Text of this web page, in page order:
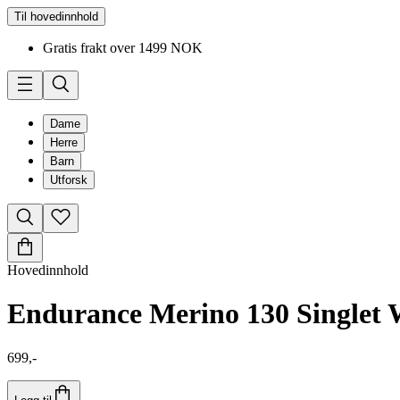
Til hovedinnhold
Gratis frakt over 1499 NOK
Dame
Herre
Barn
Utforsk
Hovedinnhold
Endurance Merino 130 Singlet
699,-